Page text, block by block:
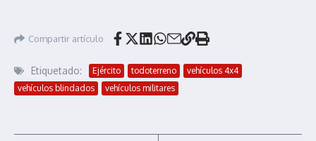
Compartir artículo
Etiquetado: Ejército todoterreno
vehículos 4x4
vehículos blindados
vehículos militares